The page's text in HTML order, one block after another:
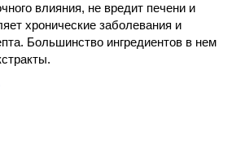
влияния, не вредит печени и
хронические заболевания и
Большинство ингредиентов в нем